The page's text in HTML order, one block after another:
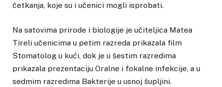
četkanja, koje su i učenici mogli isprobati.
Na satovima prirode i biologije je učiteljica Matea
Tireli učenicima u petim razreda prikazala film
Stomatolog u kući, dok je u šestim razredima
prikazala prezentaciju Oralne i fokalne infekcije, a u
sedmim razredima Bakterije u usnoj šupljini.